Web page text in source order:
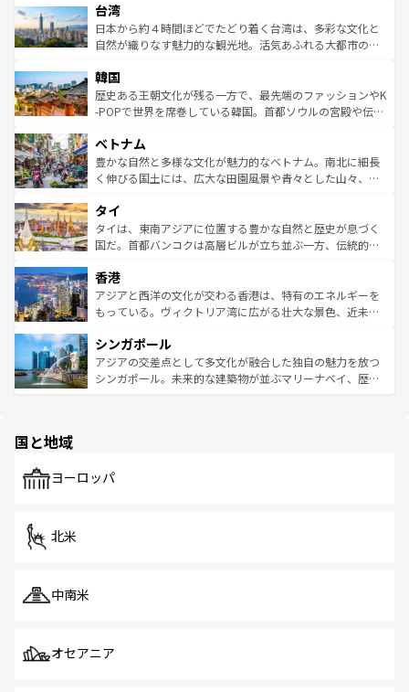
ならではの贅沢な旅のスタイルだ。 なお、新着のアメリカ
情報はコンテンツ一覧を参照してほしい。
れるおもてなしの心で訪れる人々を迎えてくれるハワイの
人々、おいしいローカルフードやハワイアンミュージッ
ク、伝統的なフラダンスなど、すべてがハワイの魅力を彩
ワイを、存分に味わってほしい。 なお、新着のハワイ情報
はコンテンツ一覧を参照してほしい。
リアリーフや大陸中央部にそびえるウルル（エアーズロッ
ク）、タスマニアの美しい原生林やケアンズの熱帯雨林な
ど、見どころがたくさん。また、カフェやワイン、オージ
いる。アクティビティも充実しており、サーフィンやダイ
ビング、ハイキングなど、アウトドア好きにはたまらな
い。オーストラリアの多彩な魅力を存分に味わいつくそ
参照してほしい。
台湾
日本から約４時間ほどでたどり着く台湾は、多彩な文化と
自然が織りなす魅力的な観光地。活気あふれる大都市の台
ン）、静ひつな山岳地帯である台湾東部など、都市の喧騒
と山間の静けさが共存しており、訪れる人に新しい発見と
驚きをもたらしてくれる。また、奥深い台湾の食文化も魅
容にもいいと評判のスイーツなど、バラエティ豊かな料理
が味わえる。 なお、新着の台湾情報は コンテンツ一覧を参
照してほしい。
韓国
歴史ある王朝文化が残る一方で、最先端のファッションやK
-POPで世界を席巻している韓国。首都ソウルの宮殿や伝統
き、地方に足を延ばせば四季折々の自然美を楽しむことが
できる。そして、キムチや焼肉、絶品のストリートフード
まで、さまざまな韓国料理が待っている。夜には、韓国な
リティに包まれながら、韓国の多彩な魅力を心ゆくまで味
わってみてほしい。 なお、新着の韓国情報はコンテンツ一
覧を参照してほしい。
ベトナム
豊かな自然と多様な文化が魅力的なベトナム。南北に細長
く伸びる国土には、広大な田園風景や青々とした山々、世
急速な発展と共に伝統が息づく。ハノイの古い町並みやホ
ーチミン市のフランス統治時代の建物も、独特の雰囲気を
醸し出している。また、バラエティの豊かさとおいしさで
とつ。フォーやバインミー、ベトナムコーヒーなどは、ぜ
ひ現地で味わいたい。どの地域を訪れてもあたたかい人々
が旅行者を迎えてくれるので、きっと忘れられない旅にな
参照してほしい。
タイ
タイは、東南アジアに位置する豊かな自然と歴史が息づく
国だ。首都バンコクは高層ビルが立ち並ぶ一方、伝統的な
の活気が交差している。北部ではチェンマイなどの山岳地
帯で自然と触れ合い、南部ではプーケットやクラビの美し
いビーチでリゾート気分を楽しむことができる。タイ料理
激する。気候は一年中温暖で、どの季節にも異なる楽しみ
が待っている。親しみやすいタイの人々、仏教を中心とし
た文化、そして多様な観光資源が、訪れる旅人を魅了し続
香港
アジアと西洋の文化が交わる香港は、特有のエネルギーを
もっている。ヴィクトリア湾に広がる壮大な景色、近未来
み、どこを訪れても感動するはず。観光スポットが密集し
ており、効率よく見どころを回れるのも魅力。息をのむよ
うな絶景から文化的な体験まで、香港を存分に楽しみ尽く
シンガポール
アジアの交差点として多文化が融合した独自の魅力を放つ
シンガポール。未来的な建築物が並ぶマリーナベイ、歴史
で、ホーカーズは地元の風情を楽しめる外せないスポット
国と地域
ヨーロッパ
北米
中南米
オセアニア